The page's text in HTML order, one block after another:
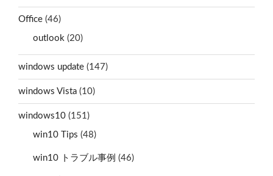
Office (46)
outlook (20)
windows update (147)
windows Vista (10)
windows10 (151)
win10 Tips (48)
win10 トラブル事例 (46)